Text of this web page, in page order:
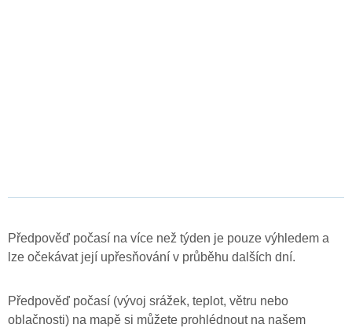
Předpověď počasí na více než týden je pouze výhledem a
lze očekávat její upřesňování v průběhu dalších dní.
Předpověď počasí (vývoj srážek, teplot, větru nebo
oblačnosti) na mapě si můžete prohlédnout na našem